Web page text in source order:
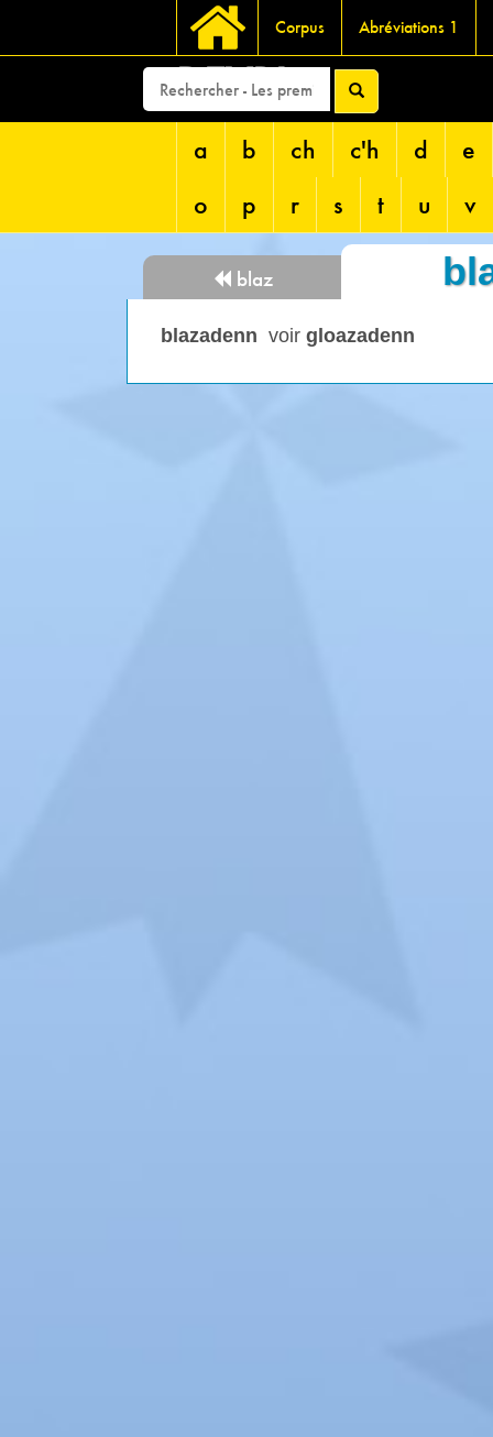
Corpus Abréviations 1
DEVRI
a b ch c'h d
e
o
p r s t u v
blaz
blazadenn voir gloazadenn